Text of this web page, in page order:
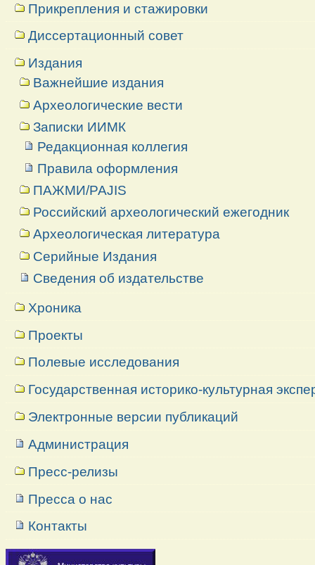
Прикрепления и стажировки
Диссертационный совет
Издания
Важнейшие издания
Археологические вести
Записки ИИМК
Редакционная коллегия
Правила оформления
ПАЖМИ/PAJIS
Российский археологический ежегодник
Археологическая литература
Серийные Издания
Сведения об издательстве
Хроника
Проекты
Полевые исследования
Государственная историко-культурная
Электронные версии публикаций
Администрация
Пресс-релизы
Пресса о нас
Контакты